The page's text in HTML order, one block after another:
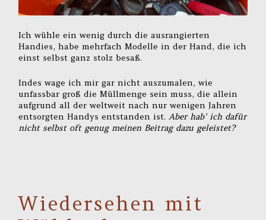
Ich wühle ein wenig durch die ausrangierten
Handies, habe mehrfach Modelle in der Hand, die ich
einst selbst ganz stolz besaß.
Indes wage ich mir gar nicht auszumalen, wie
unfassbar groß die Müllmenge sein muss, die allein
aufgrund all der weltweit nach nur wenigen Jahren
entsorgten Handys entstanden ist.Aber hab’ ich dafür
nicht selbst oft genug meinen Beitrag dazu geleistet?
Wiedersehen mit